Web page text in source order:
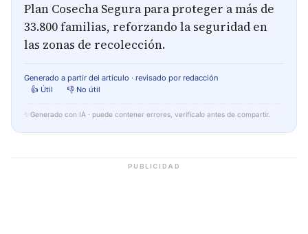
Plan Cosecha Segura para proteger a más de
33.800 familias, reforzando la seguridad en
las zonas de recolección.
Generado a partir del artículo · revisado por redacción
👍 Útil
👎 No útil
✨ Generado con IA · puede contener errores, verifícalo antes de compartir.
PUBLICIDAD